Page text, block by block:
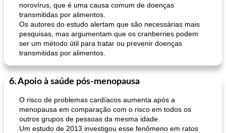
norovírus, que é uma causa comum de doenças
transmitidas por alimentos.
Os autores do estudo alertam que são necessárias mais
pesquisas, mas argumentam que os cranberries podem
ser um método útil para tratar ou prevenir doenças
transmitidas por alimentos.
6. Apoio à saúde pós-menopausa
O risco de problemas cardíacos aumenta após a
menopausa em comparação com o risco em todos os
outros grupos de pessoas da mesma idade.
Um estudo de 2013 investigou esse fenômeno em ratos